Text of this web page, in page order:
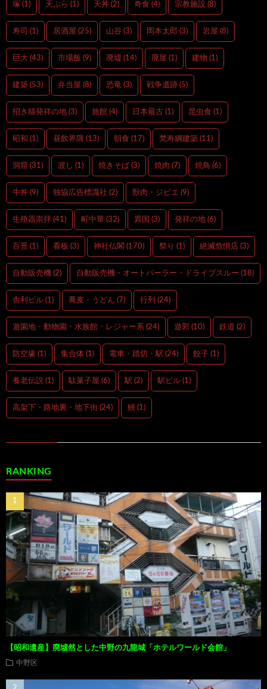
塚 (1) 天ぷら (1) 天丼 (2) 奇食 (4) 宗教施設 (8)
寿司 (1) 居酒屋 (25) 山谷 (3) 岡本太郎 (3) 岩屋 (8)
巨大 (43) 市場飯 (9) 廃墟 (14) 廃屋 (1) 建物 (1)
建築 (53) 弁当屋 (8) 恐竜 (3) 戦争遺跡 (5)
招き猫発祥の地 (3) 旅館 (4) 日本最古 (1) 昆虫食 (1)
昭和 (1) 昼飲界隈 (13) 朝食 (17) 梵寿綱建築 (11)
洞窟 (31) 渡し (1) 焼きそば (3) 焼肉 (7) 焼鳥 (6)
牛丼 (9) 独協広告標識社 (2) 獣肉・ジビエ (9)
生殖器崇拝 (41) 町中華 (32) 異国 (3) 発祥の地 (6)
百景 (1) 看板 (3) 神社仏閣 (170) 祭り (1) 絶滅危惧店 (3)
自動販売機 (2) 自動販売機・オートパーラー・ドライブスルー (18)
舎利ビル (1) 蕎麦・うどん (7) 行列 (24)
遊園地・動物園・水族館・レジャー系 (24) 遊郭 (10) 鉄道 (2)
防空壕 (1) 集合体 (1) 電車・踏切・駅 (24) 餃子 (1)
養老伝説 (1) 駄菓子屋 (6) 駅 (2) 駅ビル (1)
高架下・路地裏・地下街 (24) 鰻 (1)
RANKING
【昭和遺産】廃墟然とした中野の九龍城「ホテルワールド会館」
中野区